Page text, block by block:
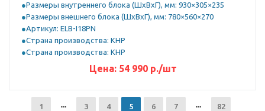
Размеры внутреннего блока (ШхВхГ), мм: 930×305×235
Размеры внешнего блока (ШхВхГ), мм: 780×560×270
Артикул: ELB-I18PN
Страна производства: КНР
Страна производства: КНР
Цена: 54 990р./шт
1 3 4 5 6 7 82